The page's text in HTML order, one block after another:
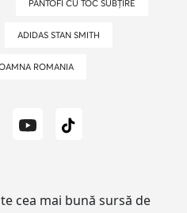
PANTOFI CU TOC SUBȚIRE
ADIDAS STAN SMITH
ROMANIA
cea mai bună sursă de